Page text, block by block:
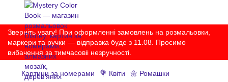
Зверніть увагу! При оформленні замовлень на розмальовки,
маркери та ручки — відправка буде з 11.08. Просимо
вибачення за тимчасовіі незручності.
Картини за номерами 💐 Квіти 🌼 Ромашки